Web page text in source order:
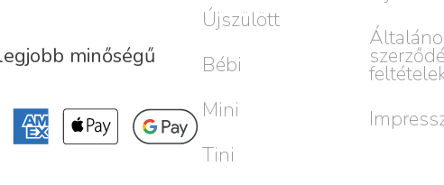
minőségű
Újszülött
Bébi
Mini
Tini